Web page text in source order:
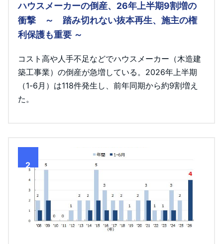
ハウスメーカーの倒産、26年上半期9割増の
衝撃 ～ 踏み切れない抜本再生、施主の権
利保護も重要 ～
コスト高や人手不足などでハウスメーカー（木造建
築工事業）の倒産が急増している。2026年上半期
（1-6月）は118件発生し、前年同期から約9割増え
た。
2